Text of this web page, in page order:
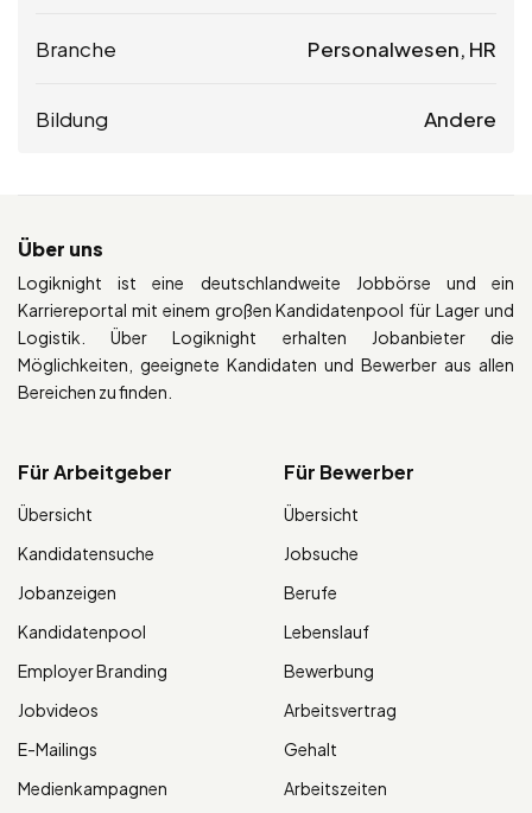
Branche Personalwesen, HR
Bildung Andere
Über uns
Logiknight ist eine deutschlandweite Jobbörse und ein
Karriereportal mit einem großen Kandidatenpool für Lager und
Logistik. Über Logiknight erhalten Jobanbieter die
Möglichkeiten, geeignete Kandidaten und Bewerber aus allen
Bereichen zu finden.
Für Arbeitgeber
Übersicht
Kandidatensuche
Jobanzeigen
Kandidatenpool
Employer Branding
Jobvideos
E-Mailings
Medienkampagnen
Für Bewerber
Übersicht
Jobsuche
Berufe
Lebenslauf
Bewerbung
Arbeitsvertrag
Gehalt
Arbeitszeiten